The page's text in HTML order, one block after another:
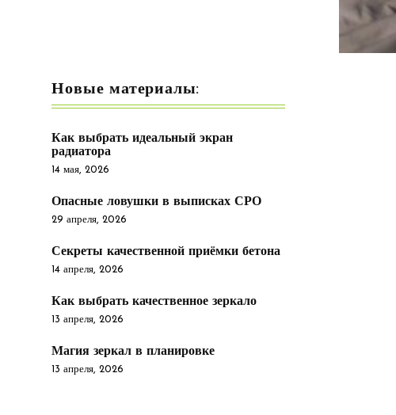
Новые материалы:
Как выбрать идеальный экран
радиатора
14 мая, 2026
Опасные ловушки в выписках СРО
29 апреля, 2026
Секреты качественной приёмки бетона
14 апреля, 2026
Как выбрать качественное зеркало
13 апреля, 2026
Магия зеркал в планировке
13 апреля, 2026